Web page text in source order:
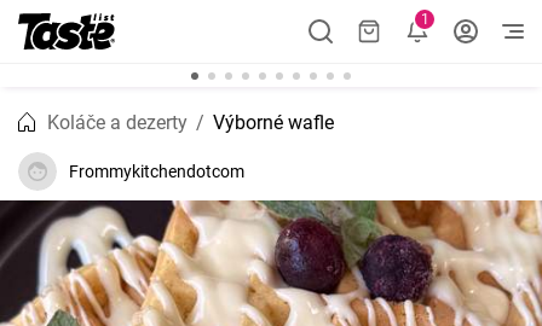
1
Koláče a dezerty Výborné wafle
Frommykitchendotcom